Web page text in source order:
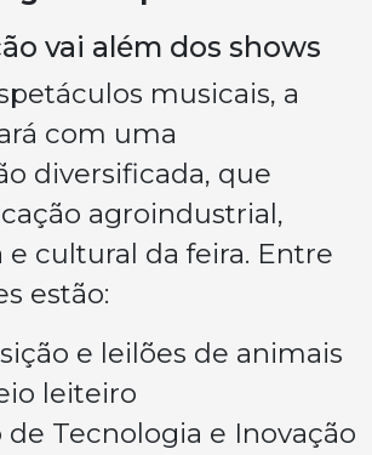
vai além dos shows
musicais, a
com uma
diversificada, que
agroindustrial,
cultural da feira. Entre
estão:
e leilões de animais
leiteiro
de Tecnologia e Inovação